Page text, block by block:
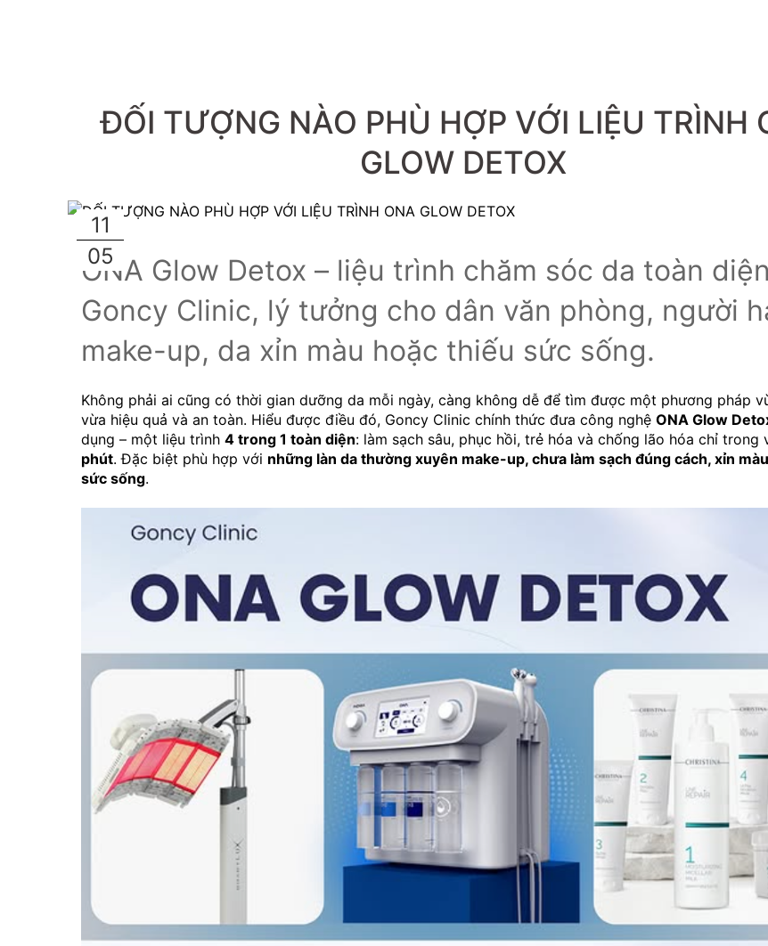
ĐỐI TƯỢNG NÀO PHÙ HỢP VỚI LIỆU TRÌNH
GLOW DETOX
11
05
ONA Glow Detox – liệu trình chăm sóc da toàn
Goncy Clinic, lý tưởng cho dân văn phòng, người
make-up, da xỉn màu hoặc thiếu sức sống.
Không phải ai cũng có thời gian dưỡng da mỗi ngày, càng không dễ để tìm được một phương pháp
vừa hiệu quả và an toàn. Hiểu được điều đó, Goncy Clinic chính thức đưa công nghệ ONA Glow
dụng – một liệu trình 4 trong 1 toàn diện: làm sạch sâu, phục hồi, trẻ hóa và chống lão hóa chỉ trong
phút. Đặc biệt phù hợp với những làn da thường xuyên make-up, chưa làm sạch đúng cách, xỉn
sức sống.